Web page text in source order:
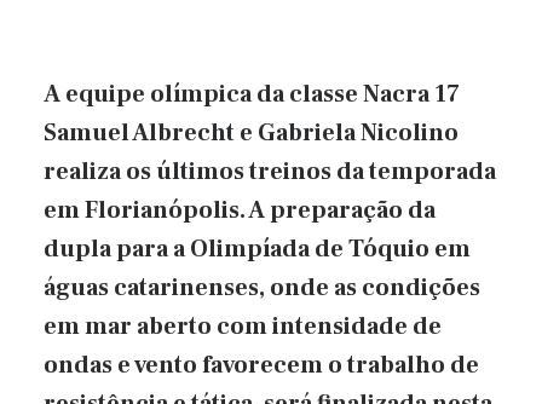
A equipe olímpica da classe Nacra 17
Samuel Albrecht e Gabriela Nicolino
realiza os últimos treinos da temporada
em Florianópolis. A preparação da
dupla para a Olimpíada de Tóquio em
águas catarinenses, onde as condições
em mar aberto com intensidade de
ondas e vento favorecem o trabalho de